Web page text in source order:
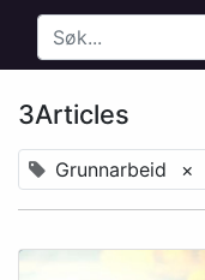
3Articles
Grunnarbeid ×